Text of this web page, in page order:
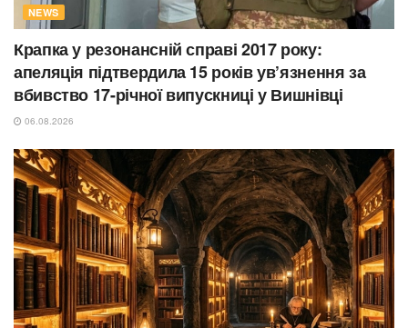
NEWS
Крапка у резонансній справі 2017 року:
апеляція підтвердила 15 років ув’язнення за
вбивство 17-річної випускниці у Вишнівці
06.08.2026